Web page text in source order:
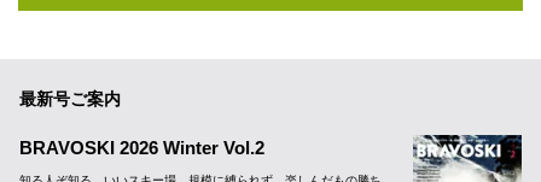
最新号ご案内
BRAVOSKI 2026 Winter Vol.2